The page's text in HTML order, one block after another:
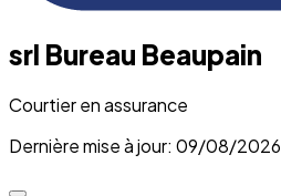
srl Bureau Beaupain
Courtier en assurance
Dernière mise à jour: 09/08/2026